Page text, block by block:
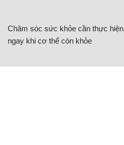
Chăm sóc sức khỏe cần thực hiện
ngay khi cơ thể còn khỏe